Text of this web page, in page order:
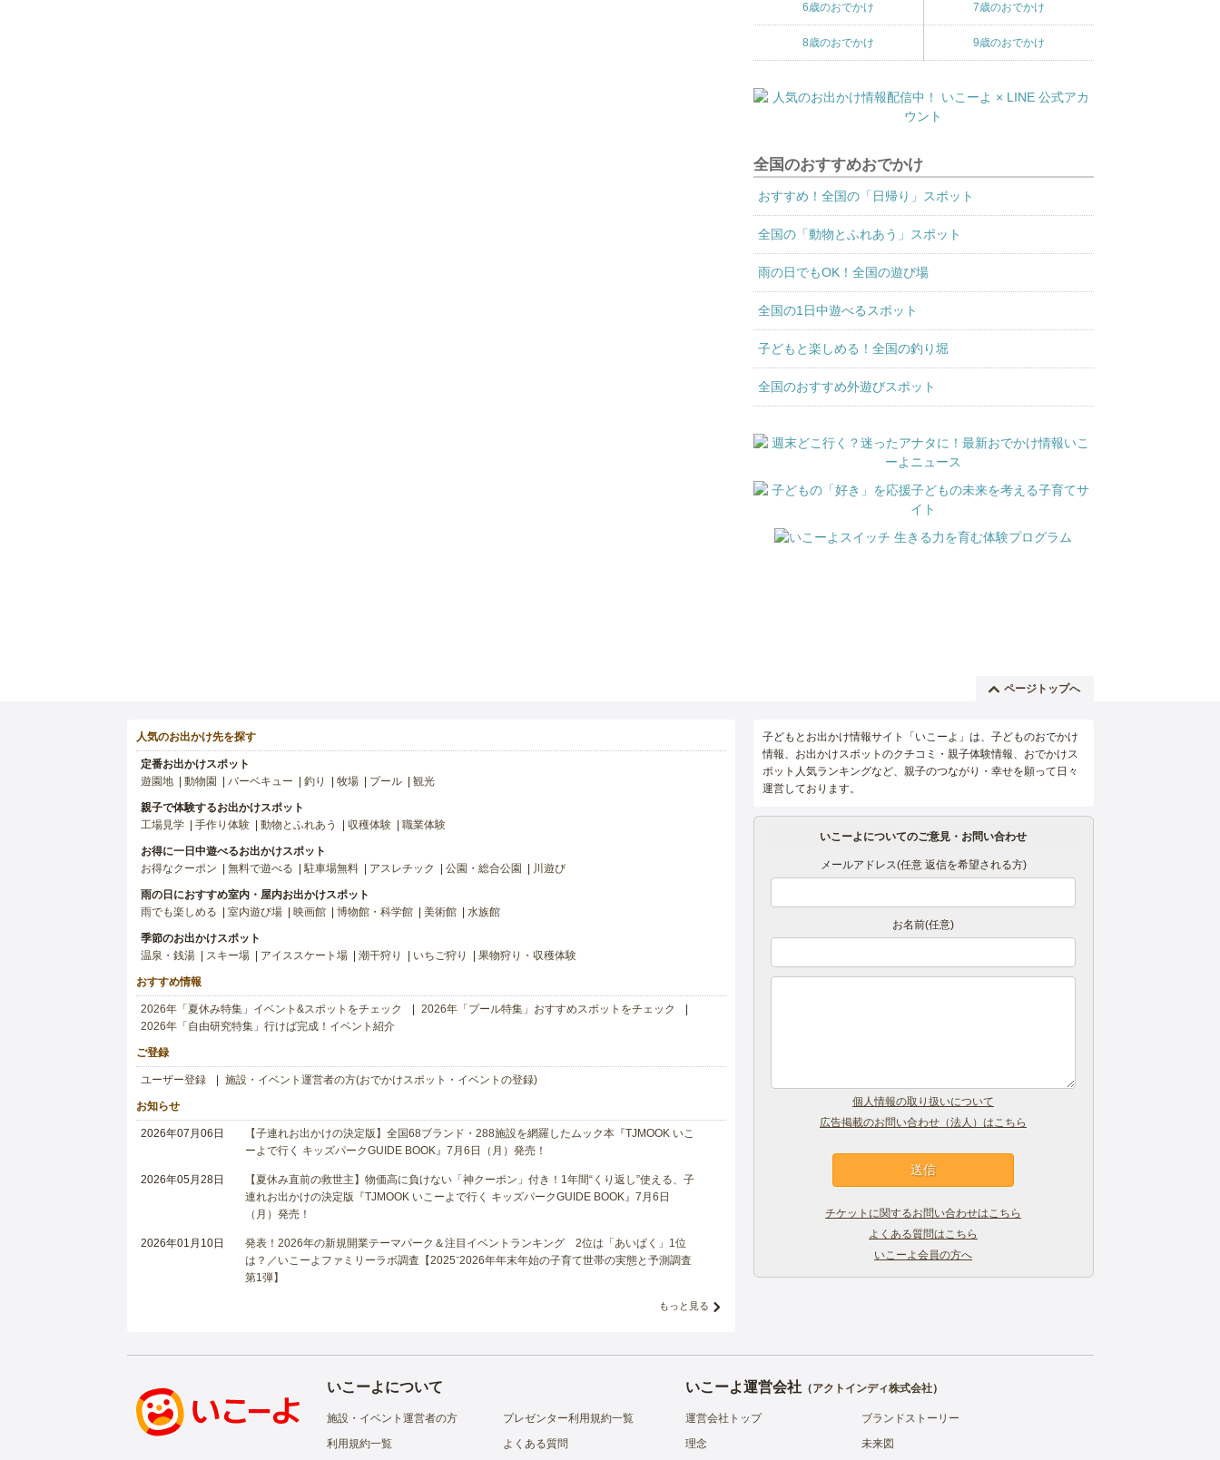
6歳のおでかけ 7歳のおでかけ
8歳のおでかけ 9歳のおでかけ
全国のおすすめおでかけ
おすすめ！全国の「日帰り」スポット
全国の「動物とふれあう」スポット
雨の日でもOK！全国の遊び場
全国の1日中遊べるスポット
子どもと楽しめる！全国の釣り堀
全国のおすすめ外遊びスポット
ページトップへ
人気のお出かけ先を探す
定番お出かけスポット
遊園地
動物園 バーベキュー 釣り 牧場 プール 観光
親子で体験するお出かけスポット
工場見学
手作り体験 動物とふれあう 収穫体験 職業体験
お得に一日中遊べるお出かけスポット
お得なクーポン
無料で遊べる 駐車場無料 アスレチック 公園・総合公園 川遊び
雨の日におすすめ室内・屋内お出かけスポット
雨でも楽しめる
室内遊び場 映画館 博物館・科学館 美術館 水族館
季節のお出かけスポット
温泉・銭湯
スキー場 アイススケート場 潮干狩り いちご狩り 果物狩り・収穫体験
おすすめ情報
2026年「夏休み特集」イベント&スポットをチェック
2026年「プール特集」おすすめスポットをチェック
2026年「自由研究特集」行けば完成！イベント紹介
ご登録
ユーザー登録 施設・イベント運営者の方(おでかけスポット・イベントの登録)
お知らせ
2026年07月06日
【子連れお出かけの決定版】全国68ブランド・288施設を網羅したムック本『TJMOOK いこ
ーよで行く キッズパークGUIDE BOOK』7月6日（月）発売！
2026年05月28日
【夏休み直前の救世主】物価高に負けない「神クーポン」付き！1年間“くり返し”使える、子
連れお出かけの決定版『TJMOOK いこーよで行く キッズパークGUIDE BOOK』7月6日
（月）発売！
2026年01月10日
発表！2026年の新規開業テーマパーク＆注目イベントランキング 2位は「あいぱく」1位
は？／いこーよファミリーラボ調査【2025⁻2026年年末年始の子育て世帯の実態と予測調査
第1弾】
もっと見る
子どもとお出かけ情報サイト「いこーよ」は、子どものおでかけ
情報、お出かけスポットのクチコミ・親子体験情報、おでかけス
ポット人気ランキングなど、親子のつながり・幸せを願って日々
運営しております。
いこーよについてのご意見・お問い合わせ
メールアドレス(任意 返信を希望される方)
お名前(任意)
個人情報の取り扱いについて
広告掲載のお問い合わせ（法人）はこちら
チケットに関するお問い合わせはこちら
よくある質問はこちら
いこーよ会員の方へ
いこーよについて
施設・イベント運営者の方
プレゼンター利用規約一覧
利用規約一覧
よくある質問
いこーよ運営会社（アクトインディ株式会社）
運営会社トップ
ブランドストーリー
理念
未来図